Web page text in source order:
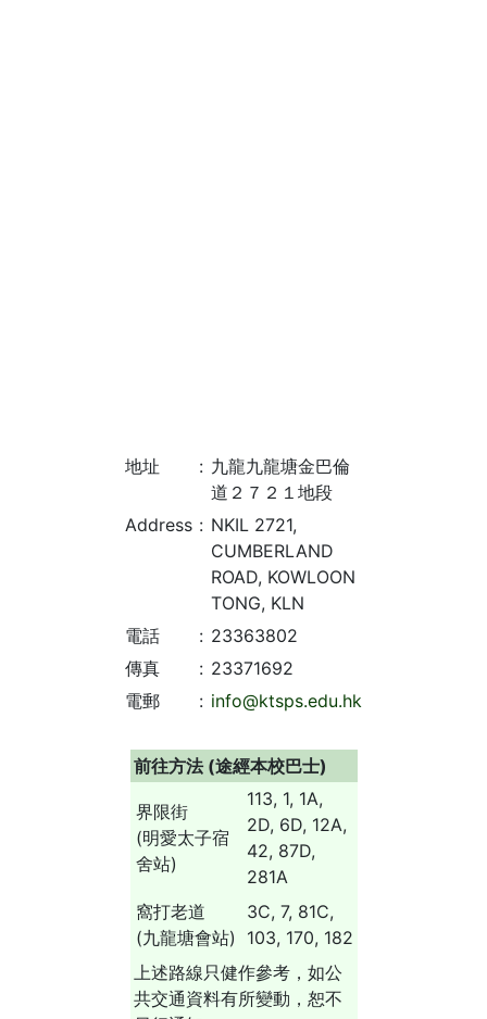
地址 : 九龍九龍塘金巴倫
道２７２１地段
Address : NKIL 2721,
CUMBERLAND
ROAD, KOWLOON
TONG, KLN
電話
: 23363802
傳真
: 23371692
電郵
: info@ktsps.edu.hk
前往方法 (途經本校巴士)
界限街
(明愛太子宿
舍站)
113, 1, 1A,
2D, 6D, 12A,
42, 87D,
281A
窩打老道
(九龍塘會站)
3C, 7, 81C,
103, 170, 182
上述路線只健作參考，如公
共交通資料有所變動，恕不